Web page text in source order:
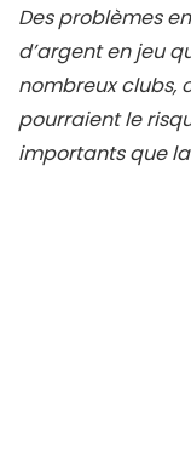
Des problèmes
d’argent en jeu
nombreux clubs,
pourraient le
importants que